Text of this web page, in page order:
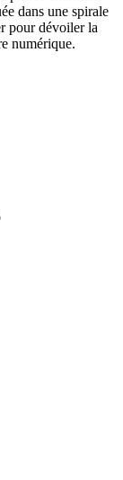
dans une spirale
pour dévoiler la
numérique.